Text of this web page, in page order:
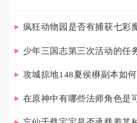
攻城掠地148夏侯楙副本如
在原神中有哪些法师角色是